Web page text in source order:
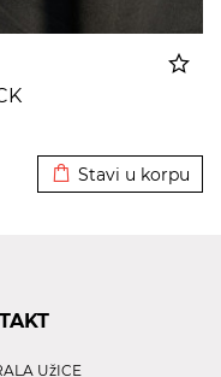
Stavi u korpu
UžICE